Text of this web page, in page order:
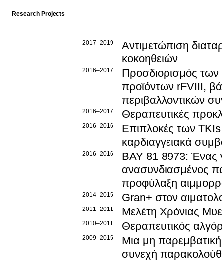
Research Projects
2017–2019
Αντιμετώπιση
κοκοηθειών
2016–2017
Προσδιορισμός των
προϊόντων rFVIII,
περιβαλλοντικών
2016–2017 Θεραπευτικές
2016–2016
Επιπλοκές των
καρδιαγγειακά
2016–2016
BAY 81-8973: Ένας
ανασυνδιασμένος
προφύλαξη
2014–2015 Gran+ στον
2011–2011 Μελέτη Χρόνιας
2010–2011 Θεραπευτικός
2009–2015
Μια μη
συνεχή